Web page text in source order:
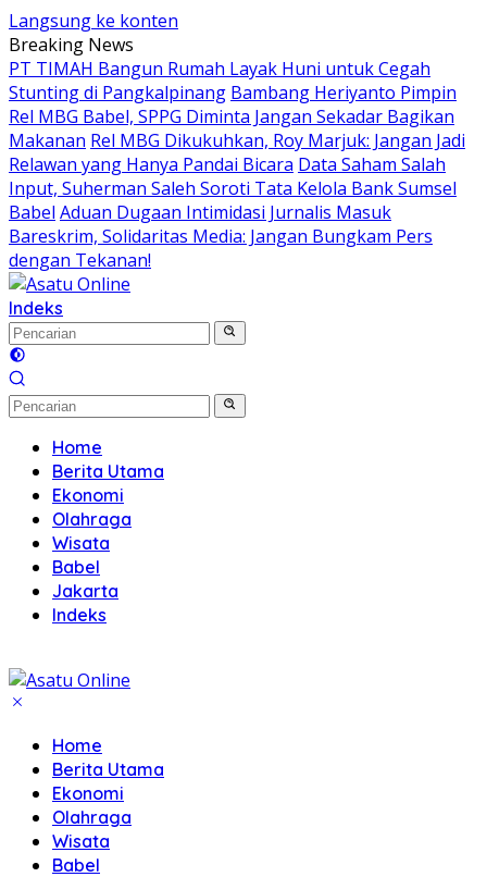
Langsung ke konten
Breaking News
PT TIMAH Bangun Rumah Layak Huni untuk Cegah
Stunting di Pangkalpinang Bambang Heriyanto Pimpin
Rel MBG Babel, SPPG Diminta Jangan Sekadar Bagikan
Makanan Rel MBG Dikukuhkan, Roy Marjuk: Jangan Jadi
Relawan yang Hanya Pandai Bicara Data Saham Salah
Input, Suherman Saleh Soroti Tata Kelola Bank Sumsel
Babel Aduan Dugaan Intimidasi Jurnalis Masuk
Bareskrim, Solidaritas Media: Jangan Bungkam Pers
dengan Tekanan!
Indeks
Home
Berita Utama
Ekonomi
Olahraga
Wisata
Babel
Jakarta
Indeks
Home
Berita Utama
Ekonomi
Olahraga
Wisata
Babel